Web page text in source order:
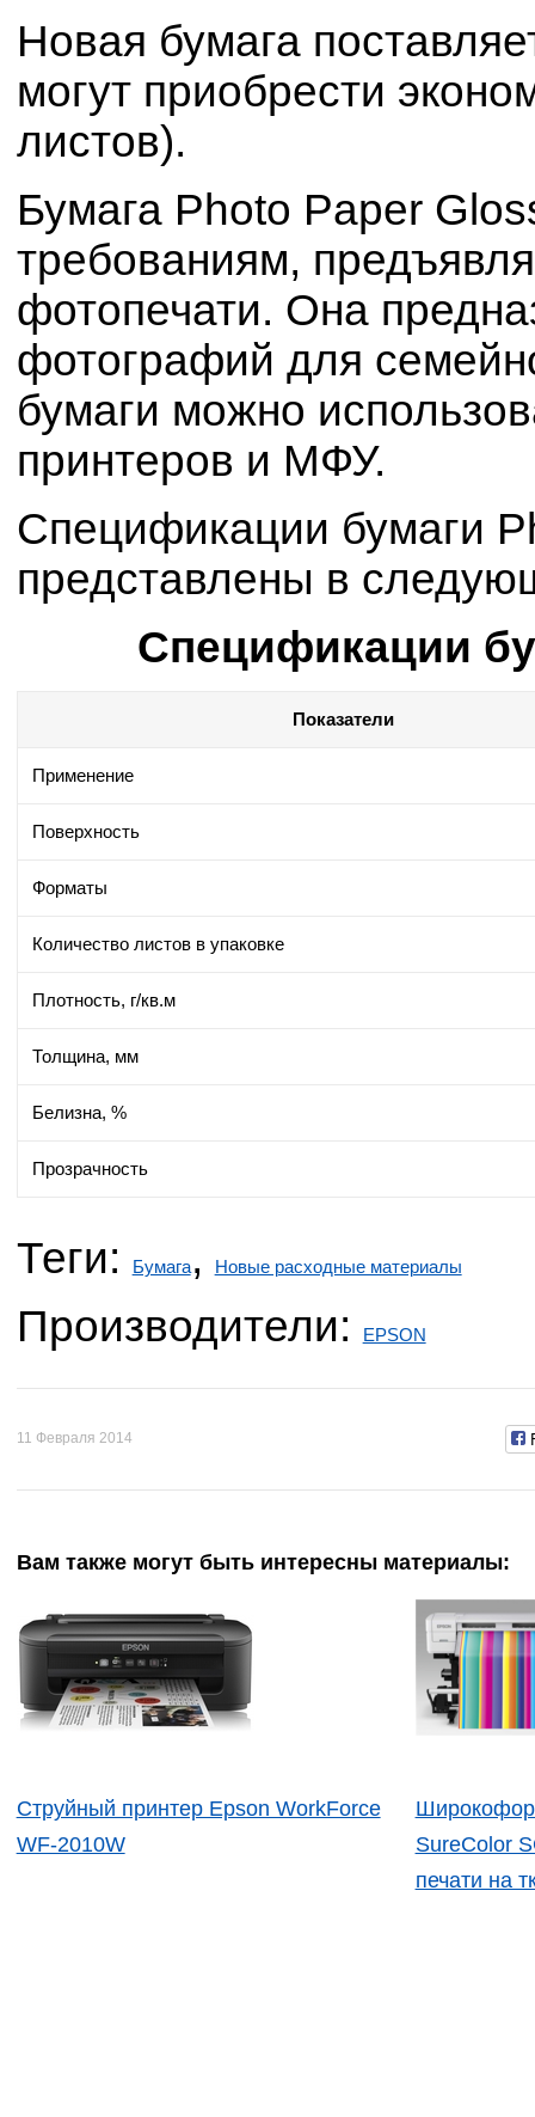
Новая бумага
могут приобрести
листов).
Бумага Photo Paper
требованиям,
фотопечати. Она
фотографий для
бумаги можно
принтеров и МФУ.
Спецификации бумаги
представлены в
Спецификации
Показатели
Применение
Поверхность
Форматы
Количество листов в упаковке
Плотность, г/кв.м
Толщина, мм
Белизна, %
Прозрачность
Теги: Бумага, Новые расходные материалы
Производители: EPSON
11 Февраля 2014
Вам также могут быть интересны материалы:
Струйный принтер Epson WorkForce
WF-2010W
SureColor
печати на